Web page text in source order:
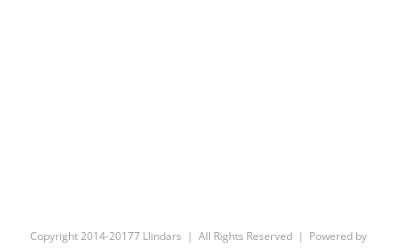
Copyright 2014-20177 Llindars | All Rights Reserved | Powered by